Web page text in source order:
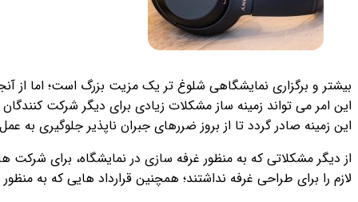
بیشتر و برگزاری نمایشگاهی شلوغ تر یک مزیت بزرگ است؛ اما
این امر می تواند زمینه ساز مشکلات زیادی برای دیگر شرکت
این زمینه صادر گردد تا از بروز ضررهای جبران ناپذیر جلوگیری به
از دیگر مشکلاتی که به منظور غرفه سازی در نمایشگاه، برای
لازم را برای طراحی غرفه نداشتند؛ همچنین قرارداد هایی که